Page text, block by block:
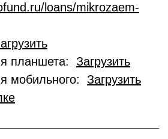
loans/mikrozaem-
планшета: Загрузить
мобильного: Загрузить